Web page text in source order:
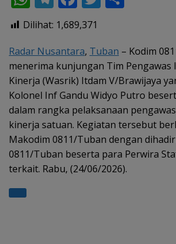
h
at
s
A
p
p
el
e
gr
a
m
ac
e
b
o
o
k
er e
Dilihat: 1,689,371
Radar Nusantara, Tuban – Kodim
menerima kunjungan Tim Pengawas
Kinerja (Wasrik) Itdam V/Brawijaya
Kolonel Inf Gandu Widyo Putro
dalam rangka pelaksanaan
kinerja satuan. Kegiatan tersebut
Makodim 0811/Tuban dengan
0811/Tuban beserta para Perwira
terkait. Rabu, (24/06/2026).